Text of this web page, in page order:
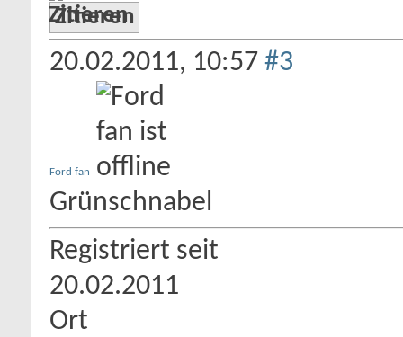
Zitieren
20.02.2011, 10:57 #3
Ford fan
Grünschnabel
Registriert seit
20.02.2011
Ort